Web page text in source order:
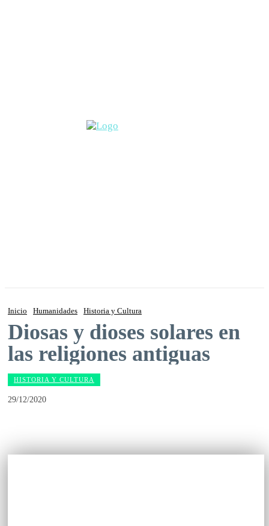
Inicio Humanidades Historia y Cultura
Diosas y dioses solares en
las religiones antiguas
HISTORIA Y CULTURA
29/12/2020